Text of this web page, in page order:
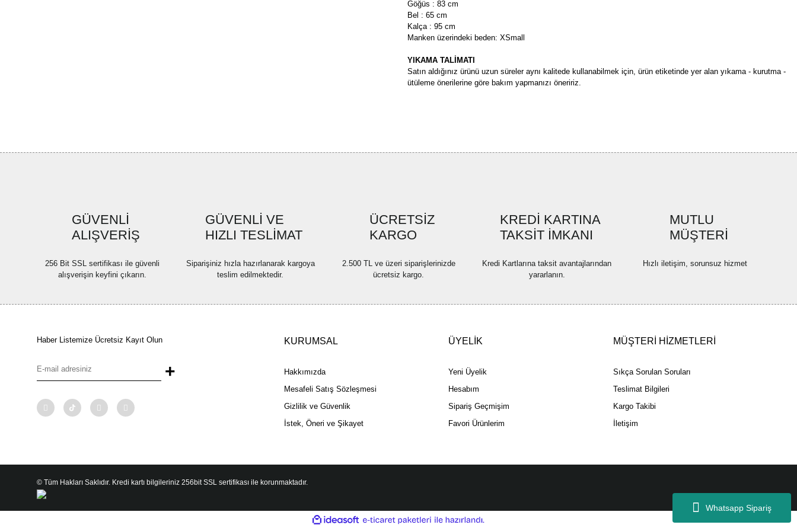
Whatsapp Sipariş
Göğüs : 83 cm
Bel : 65 cm
Kalça : 95 cm
Manken üzerindeki beden: XSmall
YIKAMA TALİMATI
Satın aldığınız ürünü uzun süreler aynı kalitede kullanabilmek için, ürün etiketinde yer alan yıkama - kurutma -
ütüleme önerilerine göre bakım yapmanızı öneririz.
Ürün fiyatı diğer sitelerden daha pahalı.
Bu ürüne benzer farklı alternatifler olmalı.
GÜVENLİ
ALIŞVERİŞ
256 Bit SSL sertifikası ile güvenli
alışverişin keyfini çıkarın.
GÜVENLİ VE
HIZLI TESLİMAT
Siparişiniz hızla hazırlanarak kargoya
teslim edilmektedir.
ÜCRETSİZ
KARGO
2.500 TL ve üzeri siparişlerinizde
ücretsiz kargo.
KREDİ KARTINA
TAKSİT İMKANI
Kredi Kartlarına taksit avantajlarından
yararlanın.
MUTLU
MÜŞTERİ
Hızlı iletişim, sorunsuz hizmet
Haber Listemize Ücretsiz Kayıt Olun
+
KURUMSAL
Hakkımızda
Mesafeli Satış Sözleşmesi
Gizlilik ve Güvenlik
İstek, Öneri ve Şikayet
ÜYELİK
Yeni Üyelik
Hesabım
Sipariş Geçmişim
Favori Ürünlerim
MÜŞTERİ HİZMETLERİ
Sıkça Sorulan Soruları
Teslimat Bilgileri
Kargo Takibi
İletişim
© Tüm Hakları Saklıdır. Kredi kartı bilgileriniz 256bit SSL sertifikası ile korunmaktadır.
ideasoft
e-